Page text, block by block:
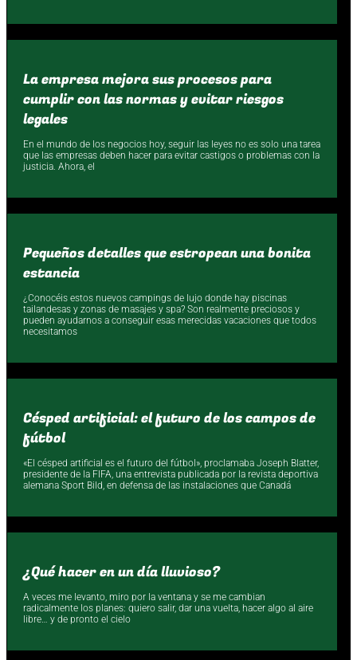
La empresa mejora sus procesos para
cumplir con las normas y evitar riesgos
legales
En el mundo͏ de los negocios hoy, seguir las͏ leyes no es solo una tarea
que las e͏mpresas deben h͏acer ͏para evitar castigos o problemas con la
justicia. Ahora, el
Pequeños detalles que estropean una bonita
estancia
¿Conocéis estos nuevos campings de lujo donde hay piscinas
tailandesas y zonas de masajes y spa? Son realmente preciosos y
pueden ayudarnos a conseguir esas merecidas vacaciones que todos
necesitamos
Césped artificial: el futuro de los campos de
fútbol
«El césped artificial es el futuro del fútbol», proclamaba Joseph Blatter,
presidente de la FIFA, una entrevista publicada por la revista deportiva
alemana Sport Bild, en defensa de las instalaciones que Canadá
¿Qué hacer en un día lluvioso?
A veces me levanto, miro por la ventana y se me cambian
radicalmente los planes: quiero salir, dar una vuelta, hacer algo al aire
libre… y de pronto el cielo